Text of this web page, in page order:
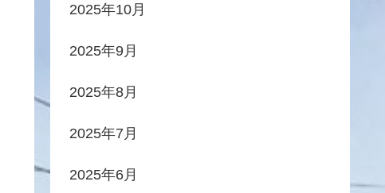
2025年10月
2025年9月
2025年8月
2025年7月
2025年6月